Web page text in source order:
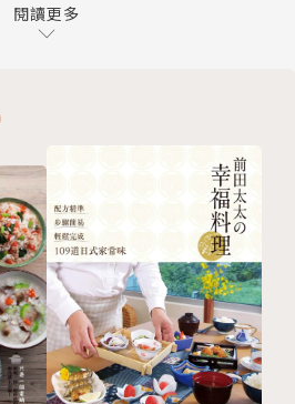
的實用指南，有25個國外經典
頂的入門書，帶你了解綠屋頂
新趨勢。
33個國內綠屋頂及綠牆實際案
計及趨勢。
作會碰到的問題Q&A，帶你了
莊 P.22
綠堤公寓 P.44
Pforzheim購物中心綠屋
的綠屋頂P.48
閱讀更多